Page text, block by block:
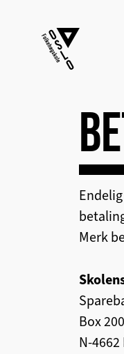
Merk
Box 200
N-